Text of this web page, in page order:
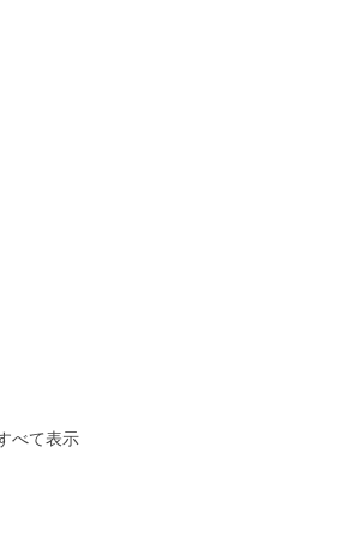
べて表示